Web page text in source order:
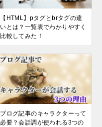
【HTML】pタグとbrタグの違
いとは？一覧表でわかりやすく
比較してみた！
ブログ記事のキャラクターって
必要？会話調が使われる3つの